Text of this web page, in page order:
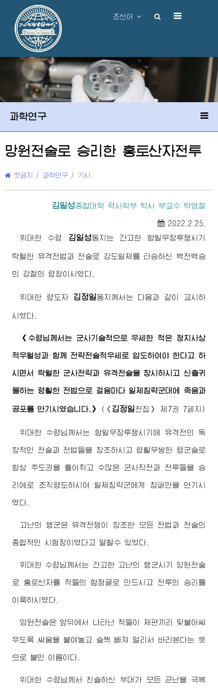
조선어
과학연구
망원전술로 승리한 홍토산자전투
첫페지 / 과학연구 / 기사
김일성종합대학 력사학부 박사 부교수 박영철
2022.2.25.
위대한
수령 김일성동지 는 간고한 항일무장투쟁시기
탁월한 유격전법과 전술로 강도일제를 타승하신 백전백승
의 강철의 령장이시였다.
위대한 령도자 김정일동지 께서는 다음과 같이 교시하
시였다.
《 수령님께서 는 군사기술적으로 우세한 적은 정치사상
적우월성과 함께 전략전술적우세로 압도하여야 한다고 하
시면서 탁월한 군사전략과 유격전술을 창시하시고 신출귀
몰하는 령활한 전법으로 걸음마다 일제침략군대에 죽음과
공포를 안기시였습니다.》 ( 《 김정일 전집》 제7권 7페지)
위대한 수령님께서는 항일무장투쟁시기에 유격전의 독
창적인 전술과 전법들을 창조하시고 령활무쌍한 령군술로
항상 주도권을 틀어쥐고 수많은 군사작전과 전투들을 승
리에로 조직령도하시여 일제침략군에게 참패만을 안기시
였다.
고난의 행군은 유격전쟁이 창조한 모든 전법과 전술의
종합적인 시험장이였다고 말할수 있었다.
위대한 수령님께서는 간고한 고난의 행군시기 망원전술
로 홍토산자를 적들의 함정골로 만드시고 전투의 승리를
이룩하시였다.
망원전술은 앞뒤에서 나타난 적들이 제편끼리 맞붙어싸
우도록 싸움을 붙여놓고 슬쩍 빠져 멀리서 바라본다는 뜻
으로 붙인 이름이다.
위대한 수령님께서 친솔하신 부대가 모든 곤난을 극복